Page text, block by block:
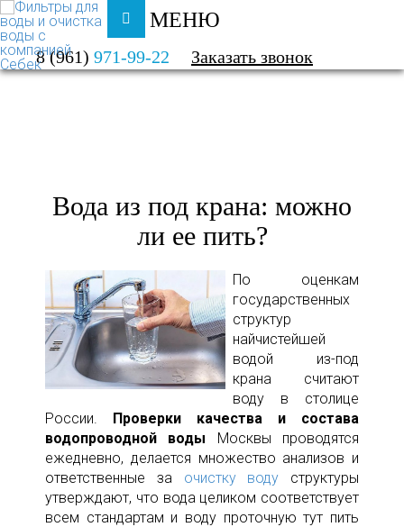
МЕНЮ
8 (961) 971-99-22 Заказать звонок
ФИЛЬТРЫ ДЛЯ ВОДЫ И ОЧИСТКА ВОДЫ
О КОМПАНИИ
Вода из под крана: можно
ли ее пить?
По оценкам
государственных
структур
найчистейшей
водой из-под
крана считают
воду в столице
России. Проверки качества и состава
водопроводной воды Москвы проводятся
ежедневно, делается множество анализов и
ответственные за очистку воду структуры
утверждают, что вода целиком соответствует
всем стандартам и воду проточную тут пить